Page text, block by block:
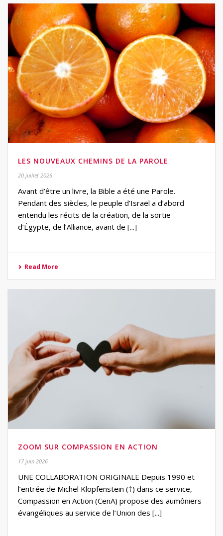
LES NOUVEAUX CHEMINS DE LA PAROLE
20 juillet 2026
Avant d’être un livre, la Bible a été une Parole.
Pendant des siècles, le peuple d’Israël a d’abord
entendu les récits de la création, de la sortie
d’Égypte, de l’Alliance, avant de [...]
Read More
ZOOM SUR COMPASSION EN ACTION
17 juin 2026
UNE COLLABORATION ORIGINALE Depuis 1990 et
l’entrée de Michel Klopfenstein (†) dans ce service,
Compassion en Action (CenA) propose des aumôniers
évangéliques au service de l’Union des [...]